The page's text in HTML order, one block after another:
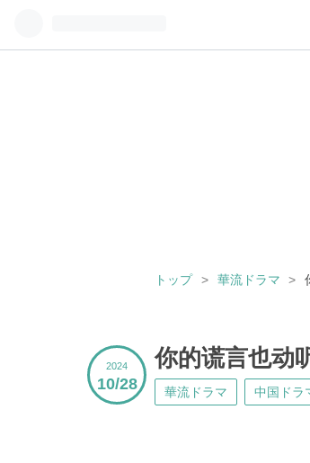
トップ > 華流ドラマ >
2024
10 28
你的谎言也动
華流ドラマ 中国ドラ